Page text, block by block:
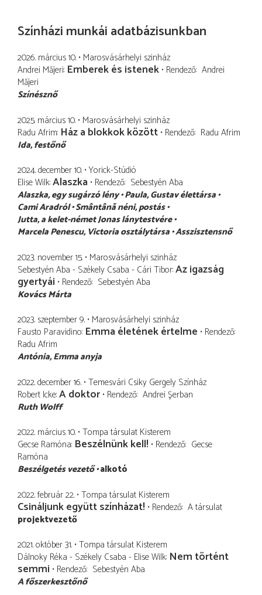
Színházi munkái adatbázisunkban
2026. március 10. Marosvásárhelyi szinház
Andrei Măjeri Emberek és istenek Rendező Andrei
Măjeri
Színésznő
2025. március 10. Marosvásárhelyi szinház
Radu Afrim Ház a blokkok között Rendező Radu Afrim
Ida festőnő
2024. december 10. Yorick-Stúdió
Elise Wilk Alaszka Rendező Sebestyén Aba
Alaszka egy sugárzó lény Paula Gustav élettársa
Cami Aradról Smântână néni postás
Jutta a kelet-német Jonas lánytestvére
Marcela Penescu Victoria osztálytársa Asszisztensnő
2023. november 15. Marosvásárhelyi szinház
Sebestyén Aba - Székely Csaba - Cári Tibor Az igazság
gyertyái Rendező Sebestyén Aba
Kovács Márta
2023. szeptember 9. Marosvásárhelyi szinház
Fausto Paravidino Emma életének értelme Rendező
Radu Afrim
Antónia Emma anyja
2022. december 16. Temesvári Csiky Gergely Színház
Robert Icke A doktor Rendező Andrei Şerban
Ruth Wolff
2022. március 10. Tompa társulat Kisterem
Gecse Ramóna Beszélnünk kell! Rendező Gecse
Ramóna
Beszélgetés vezető alkotó
2022. február 22. Tompa társulat Kisterem
Csináljunk együtt színházat! Rendező A társulat
projektvezető
2021. október 31. Tompa társulat Kisterem
Dálnoky Réka - Székely Csaba - Elise Wilk Nem történt
semmi Rendező Sebestyén Aba
A főszerkesztőnő